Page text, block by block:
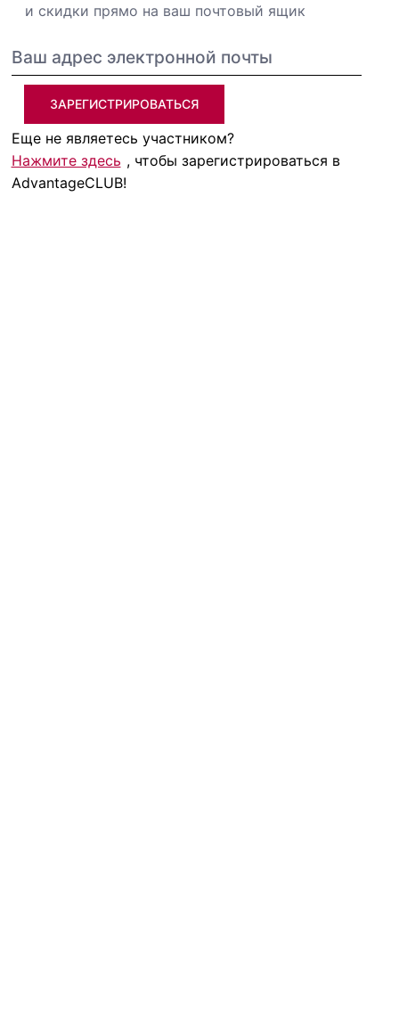
и скидки прямо на ваш почтовый ящик
ЗАРЕГИСТРИРОВАТЬСЯ
Еще не являетесь участником?
Нажмите здесь , чтобы зарегистрироваться в
AdvantageCLUB!